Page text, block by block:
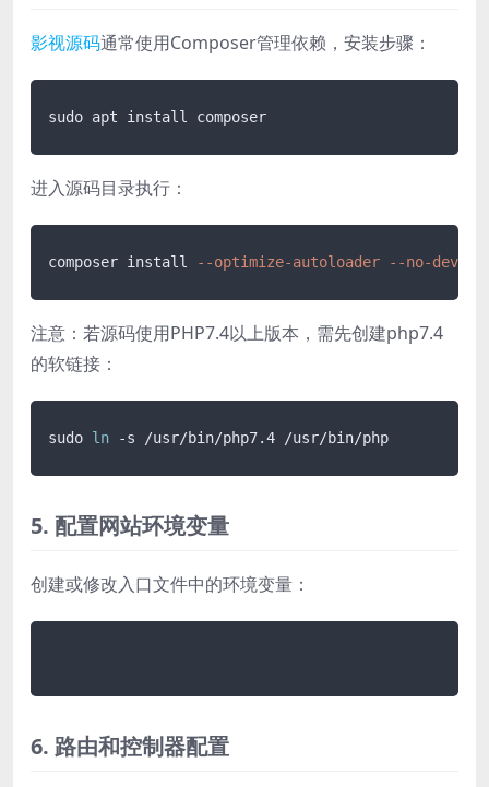
影视源码通常使用Composer管理依赖，安装步骤：
进入源码目录执行：
composer install --optimize-autoloader --no-dev
注意：若源码使用PHP7.4以上版本，需先创建php7.4
的软链接：
sudo ln
5. 配置网站环境变量
创建或修改入口文件中的环境变量：
6. 路由和控制器配置